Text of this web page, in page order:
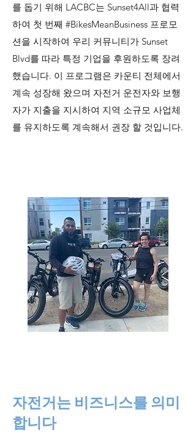
를 돕기 위해 LACBC는 Sunset4All과 협력
하여 첫 번째 #BikesMeanBusiness 프로모
션을 시작하여 우리 커뮤니티가 Sunset
Blvd를 따라 특정 기업을 후원하도록 장려
했습니다. 이 프로그램은 카운티 전체에서
계속 성장해 왔으며 자전거 운전자와 보행
자가 지출을 지시하여 지역 소규모 사업체
를 유지하도록 계속해서 권장 할 것입니다.
자전거는 비즈니스를 의미
합니다